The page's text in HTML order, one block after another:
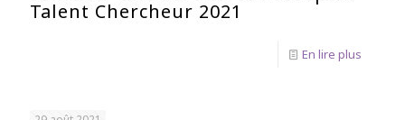
Talent Chercheur 2021
En lire plus